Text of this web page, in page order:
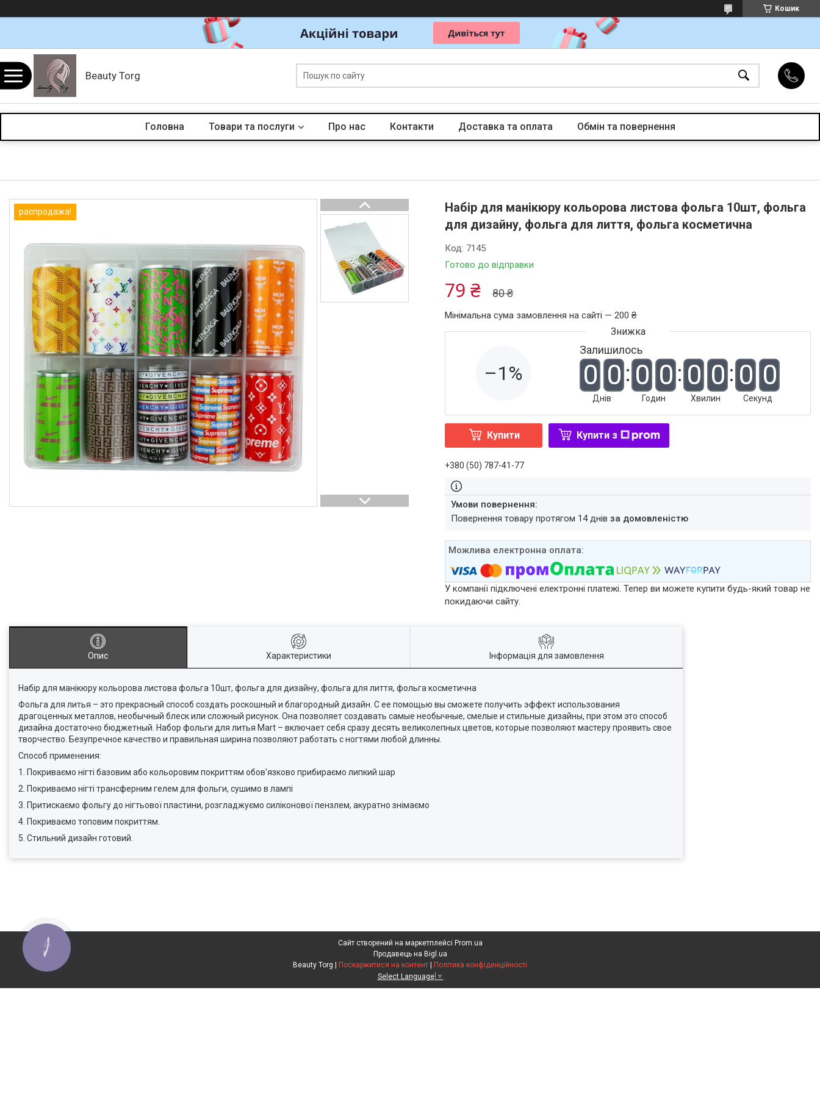
Кошик
Beauty Torg
Головна Товари та послуги Про нас Контакти Доставка та оплата Обмін та повернення
распродажа!
Набір для манікюру кольорова листова фольга 10шт, фольга
для дизайну, фольга для лиття, фольга косметична
Готово до відправки
Код: 7145
80 ₴
79 ₴
Мінімальна сума замовлення на сайті — 200 ₴
–1%
Залишилось
0 0
Днів
0 0
Годин
0 0
Хвилин
0 0
Секунд
Купити Купити з
+380 (50) 787-41-77
повернення товару протягом 14 днівза домовленістю
У компанії підключені електронні платежі. Тепер ви можете купити будь-який товар не
покидаючи сайту.
Опис Характеристики Інформація для замовлення
Набір для манікюру кольорова листова фольга 10шт, фольга для дизайну, фольга для лиття, фольга косметична
Фольга для литья – это прекрасный способ создать роскошный и благородный дизайн. С ее помощью вы сможете получить эффект использования
драгоценных металлов, необычный блеск или сложный рисунок. Она позволяет создавать самые необычные, смелые и стильные дизайны, при этом это способ
дизайна достаточно бюджетный. Набор фольги для литья Mart – включает себя сразу десять великолепных цветов, которые позволяют мастеру проявить свое
творчество. Безупречное качество и правильная ширина позволяют работать с ногтями любой длинны.
Способ применения:
1. Покриваємо нігті базовим або кольоровим покриттям обов'язково прибираємо липкий шар
2. Покриваємо нігті трансферним гелем для фольги, сушимо в лампі
3. Притискаємо фольгу до нігтьової пластини, розгладжуємо силіконової пензлем, акуратно знімаємо
4. Покриваємо топовим покриттям.
5. Стильний дизайн готовий.
Сайт створений на маркетплейсі Prom.ua
Продавець на Bigl.ua
Поскаржитися на контент
Політика конфіденційності
Select Language ▼
КНОПКА
ЗВ'ЯЗКУ